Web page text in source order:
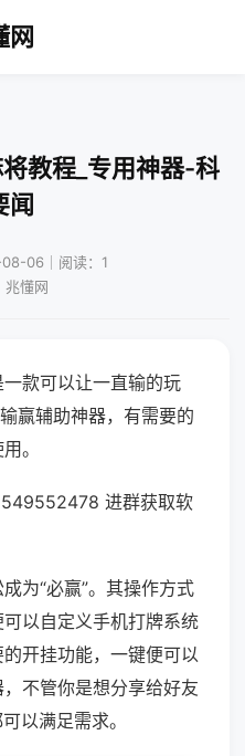
网
教程_专用神器-科
闻
06｜阅读：1
兆懂网
款可以让一直输的玩
赢辅助神器，有需要的
。
进群获取软
为“必赢”。其操作方式
以自定义手机打牌系统
开挂功能，一键便可以
不管你是想分享给好友
以满足需求。